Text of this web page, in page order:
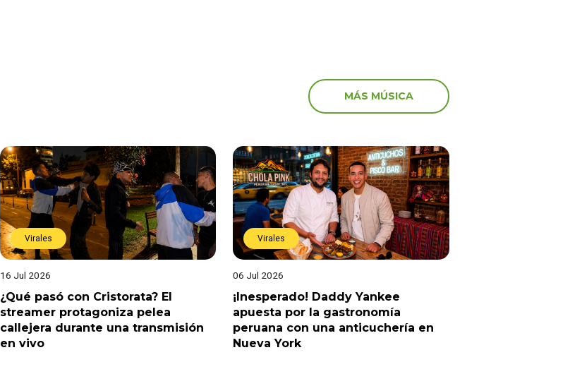
MÁS MÚSICA
Virales
16 Jul 2026
¿Qué pasó con Cristorata? El
streamer protagoniza pelea
callejera durante una transmisión
en vivo
Virales
06 Jul 2026
¡Inesperado! Daddy Yankee
apuesta por la gastronomía
peruana con una anticuchería en
Nueva York